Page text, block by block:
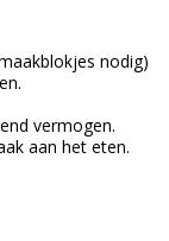
nodig)
vermogen.
aan het eten.